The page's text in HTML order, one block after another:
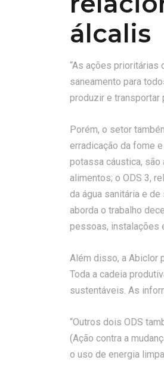
álcalis
“As ações prioritárias
saneamento para
produzir e transportar
Porém, o setor
erradicação da fome
potassa cáustica, são
alimentos; o ODS 3,
da água sanitária e
aborda o trabalho
pessoas, instalações
Além disso, a Abiclor
Toda a cadeia
sustentáveis. As
“Outros dois ODS
(Ação contra a
o uso de energia